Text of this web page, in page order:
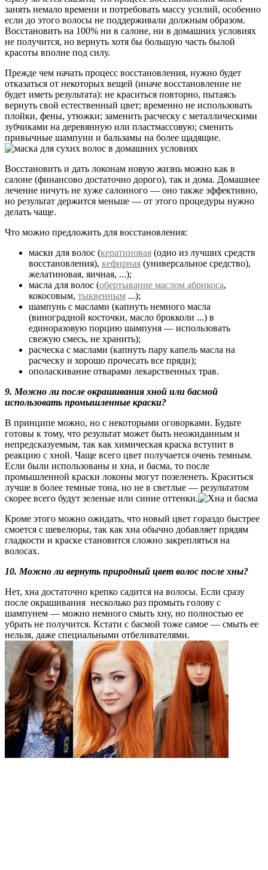
занять немало времени и потребовать массу усилий, особенно
если до этого волосы не поддерживали должным образом.
Восстановить на 100% ни в салоне, ни в домашних условиях
не получится, но вернуть хотя бы большую часть былой
красоты вполне под силу.
Прежде чем начать процесс восстановления, нужно будет
отказаться от некоторых вещей (иначе восстановление не
будет иметь результата): не краситься повторно, пытаясь
вернуть свой естественный цвет; временно не использовать
плойки, фены, утюжки; заменить расческу с металлическими
зубчиками на деревянную или пластмассовую; сменить
привычные шампуни и бальзамы на более щадящие.
Восстановить и дать локонам новую жизнь можно как в
салоне (финансово достаточно дорого), так и дома. Домашнее
лечение ничуть не хуже салонного — оно также эффективно,
но результат держится меньше — от этого процедуры нужно
делать чаще.
Что можно предложить для восстановления:
маски для волос (кератиновая (одно из лучших средств
восстановления), кефирная (универсальное средство),
желатиновая, яичная, ...);
масла для волос (обертывание маслом абрикоса,
кокосовым, тыквенным ...);
шампунь с маслами (капнуть немного масла
(виноградной косточки, масло брокколи ...) в
единоразовую порцию шампуня — использовать
свежую смесь, не хранить);
расческа с маслами (капнуть пару капель масла на
расческу и хорошо прочесать все пряди);
ополаскивание отварами лекарственных трав.
9. Можно ли после окрашивания хной или басмой
использовать промышленные краски?
В принципе можно, но с некоторыми оговорками. Будьте
готовы к тому, что результат может быть неожиданным и
непредсказуемым, так как химическая краска вступит в
реакцию с хной. Чаще всего цвет получается очень темным.
Если были использованы и хна, и басма, то после
промышленной краски локоны могут позеленеть. Краситься
лучше в более темные тона, но не в светлые — результатом
скорее всего будут зеленые или синие оттенки.
Кроме этого можно ожидать, что новый цвет гораздо быстрее
смоется с шевелюры, так как хна обычно добавляет прядям
гладкости и краске становится сложно закрепляться на
волосах.
10. Можно ли вернуть природный цвет волос после хны?
Нет, хна достаточно крепко садится на волосы. Если сразу
после окрашивания несколько раз промыть голову с
шампунем — можно немного смыть хну, но полностью ее
убрать не получится. Кстати с басмой тоже самое — смыть ее
нельзя, даже специальными отбеливателями.